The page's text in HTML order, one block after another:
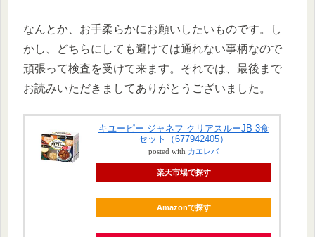
なんとか、お手柔らかにお願いしたいものです。し
かし、どちらにしても避けては通れない事柄なので
頑張って検査を受けて来ます。それでは、最後まで
お読みいただきましてありがとうございました。
キユーピー ジャネフ クリアスルーJB 3食
セット（677942405）
posted with カエレバ
楽天市場で探す
Amazonで探す